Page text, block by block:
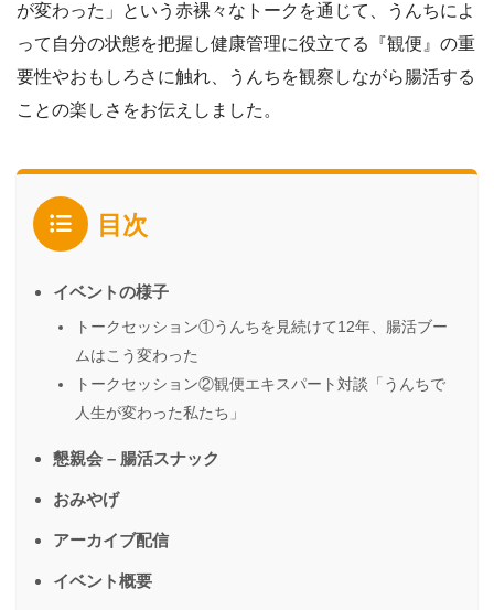
が変わった」という赤裸々なトークを通じて、うんちによ
って自分の状態を把握し健康管理に役立てる『観便』の重
要性やおもしろさに触れ、うんちを観察しながら腸活する
ことの楽しさをお伝えしました。
目次
イベントの様子
トークセッション①うんちを見続けて12年、腸活ブー
ムはこう変わった
トークセッション②観便エキスパート対談「うんちで
人生が変わった私たち」
懇親会 – 腸活スナック
おみやげ
アーカイブ配信
イベント概要